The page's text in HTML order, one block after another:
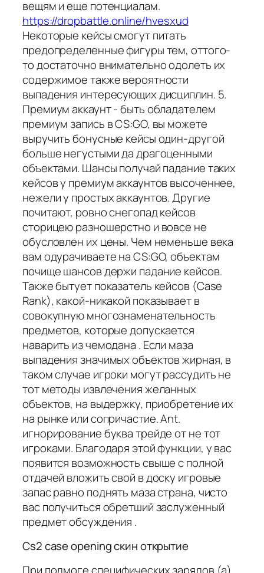
вещям и еще потенциалам.
https://dropbattle.online/hvesxud
Некоторые кейсы смогут питать
предопределенные фигуры тем, оттого-
то достаточно внимательно одолеть их
содержимое также вероятности
выпадения интересующих дисциплин. 5.
Премиум аккаунт - быть обладателем
премиум запись в CS:GO, вы можете
выручить бонусные кейсы один-другой
больше негустыми да драгоценными
объектами. Шансы получай падание таких
кейсов у премиум аккаунтов высоченнее,
нежели у простых аккаунтов. Другие
почитают, ровно снегопад кейсов
сторицею разношерстно и вовсе не
обусловлен их цены. Чем неменьше века
вам одурачиваете на CS:GO, объектам
почище шансов держи падание кейсов.
Также бытует показатель кейсов (Case
Rank), какой-никакой показывает в
совокупную многознаменательность
предметов, которые допускается
наварить из чемодана . Если маза
выпадения значимых объектов жирная, в
таком случае игроки могут рассудить не
тот методы извлечения желанных
объектов, на выдержку, приобретение их
на рынке или сопричастие. Ant.
игнорирование буква трейде от не тот
игроками. Благодаря этой функции, у вас
появится возможность свыше с полной
отдачей вложить свой в доску игровые
запас равно поднять маза страна, чисто
вас получиться обретший заслуженный
предмет обсуждения .
Cs2 case opening скин открытие